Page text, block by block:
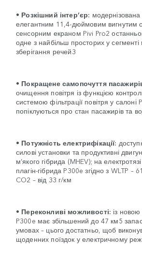
• Розкішний інтер’єр: модернізована
елегантним 11,4-дюймовим вигнутим
сенсорним екраном Pivi Pro2
одне з найбільш просторих у сегменті
зберігання речей3
• Покращене самопочуття
очищення повітря із функцією
системою фільтрації повітря у салоні
попіклуються про стан пасажирів та
• Потужність електрифікації:
силові установки та продуктивні
м’якого гібрида (MHEV); на
плагін-гібрида P300e згідно з WLTP –
CO2 – від 33 г/км
• Переконливі можливості: із
P300e має збільшений до 47 км5
умовах – цього достатньо, щоб
щоденних поїздок у електричному